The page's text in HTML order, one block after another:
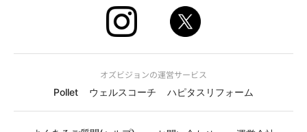
オズビジョンの運営サービス
Pollet
ウェルスコーチ ハピタスリフォーム